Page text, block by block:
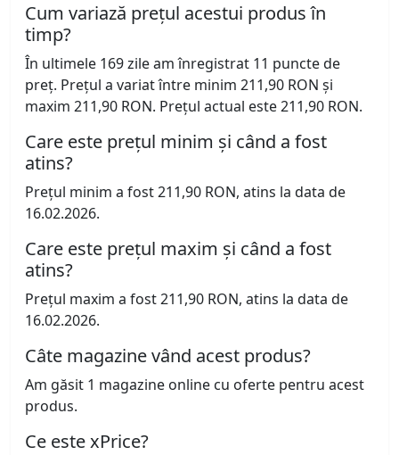
Cum variază prețul acestui produs în
timp?
În ultimele 169 zile am înregistrat 11 puncte de
preț. Prețul a variat între minim 211,90 RON și
maxim 211,90 RON. Prețul actual este 211,90 RON.
Care este prețul minim și când a fost
atins?
Prețul minim a fost 211,90 RON, atins la data de
16.02.2026.
Care este prețul maxim și când a fost
atins?
Prețul maxim a fost 211,90 RON, atins la data de
16.02.2026.
Câte magazine vând acest produs?
Am găsit 1 magazine online cu oferte pentru acest
produs.
Ce este xPrice?